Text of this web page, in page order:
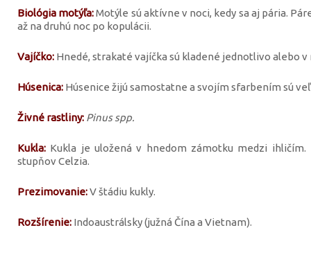
Biológia motýľa:Motýle sú aktívne v noci, kedy sa aj pária.
až na druhú noc po kopulácii.
Vajíčko: Hnedé, strakaté vajíčka sú kladené jednotlivo alebo v
Húsenica: Húsenice žijú samostatne a svojím sfarbením sú
Živné rastliny: Pinus spp.
Kukla: Kukla je uložená v hnedom zámotku medzi
stupňov Celzia.
Prezimovanie:V štádiu kukly.
Rozšírenie: Indoaustrálsky (južná Čína a Vietnam).